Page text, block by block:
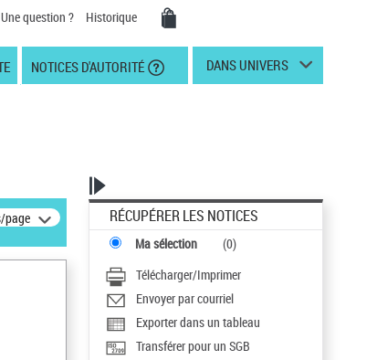
Une question ? Historique
NOTICES D'AUTORITÉ DANS UNIVERS
page RÉCUPÉRER LES NOTICES
Ma sélection (0)
Télécharger/Imprimer
Envoyer par courriel
Exporter dans un tableau
Transférer pour un SGB